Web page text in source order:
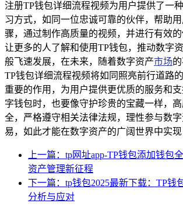
注册TP钱包详细流程视频为用户提供了一
习方式，如同一位忠诚可靠的伙伴，帮助
骤，通过制作高质量的视频，并进行有效
让更多的人了解和使用TP钱包，推动数字
般飞速发展，在未来，随着数字资产市场
TP钱包详细流程视频将如同照亮前行道路
重要的作用，为用户提供更优质的服务和
字钱包时，也要像守护珍贵的宝藏一样，
全，严格遵守相关法律法规，理性参与数
易，如此才能在数字资产的广阔世界中实现
上一篇：tp网址app-TP钱包添加钱包
资产管理新征程
下一篇：tp钱包2025最新下载：TP钱
分析与应对